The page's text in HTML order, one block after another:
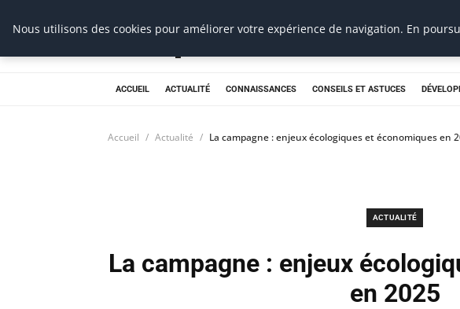
Prospection Pro
ACCUEIL ACTUALITÉ CONNAISSANCES CONSEILS ET ASTUCES
Accueil Actualité La campagne : enjeux écologiques et économiques en
ACTUALITÉ
La campagne : enjeux
en 2025
Nous utilisons des cookies pour améliorer votre expérience de navigation. En